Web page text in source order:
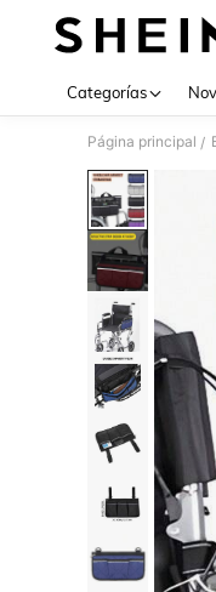
Categorías
Página principal /